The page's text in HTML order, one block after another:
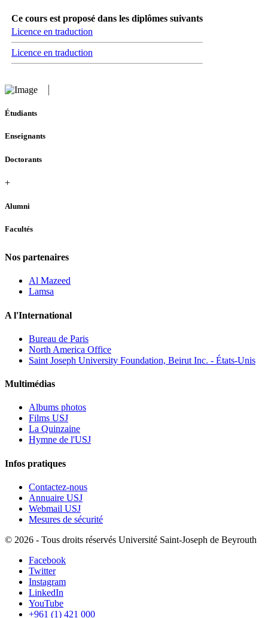
Ce cours est proposé dans les diplômes suivants
Licence en traduction
Licence en traduction
Étudiants
Enseignants
Doctorants
+
Alumni
Facultés
Nos partenaires
Al Mazeed
Lamsa
A l'International
Bureau de Paris
North America Office
Saint Joseph University Foundation, Beirut Inc. - États-Unis
Multimédias
Albums photos
Films USJ
La Quinzaine
Hymne de l'USJ
Infos pratiques
Contactez-nous
Annuaire USJ
Webmail USJ
Mesures de sécurité
© 2026 - Tous droits réservés Université Saint-Joseph de Beyrouth
Facebook
Twitter
Instagram
LinkedIn
YouTube
+961 (1) 421 000